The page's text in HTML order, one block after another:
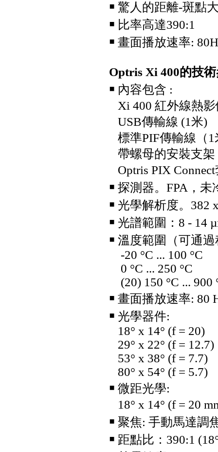
￭ 驚人的距離-斑點
￭ 比率高達390:1
￭ 畫面播放速率:
Optris Xi 400的技
￭ 內容包含 :
Xi 400 紅外線熱
USB傳輸線 (1米)
標準PIF傳輸線（
帶螺母的安裝支架
Optris PIX
￭ 探測器。FPA，未
￭ 光學解析度。382
￭ 光譜範圍：8 - 14
￭ 溫度範圍（可
-20 °C ... 100 °C
0 °C ... 250 °C
(20) 150 °C ... 900
￭ 畫面播放速率: 80
￭ 光學器件:
18° x 14° (f = 20)
29° x 22° (f = 12.7)
53° x 38° (f = 7.7)
80° x 54° (f = 5.7)
￭ 微距光學:
18° x 14° (f = 20
￭ 聚焦: 手動馬達調
￭ 距點比：390:1